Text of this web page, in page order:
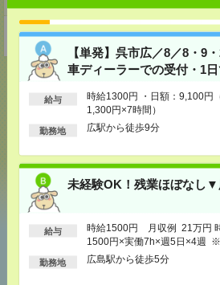
【単発】呉市広／8／8・9
車ディーラーでの受付・1
給与
時給1300円 ・日額：9,100円
1,300円×7時間）
勤務地 広駅から徒歩9分
未経験OK！残業ほぼなし
給与
時給1500円 月収例 21万円
1500円×実働7h×週5日×4週 ※
を保証するものではありませ
勤務地 広島駅から徒歩5分
高知県高知市知寄町２丁目２番７号
応募ページ
気になる
あなたの閲覧履歴からの
おすすめ